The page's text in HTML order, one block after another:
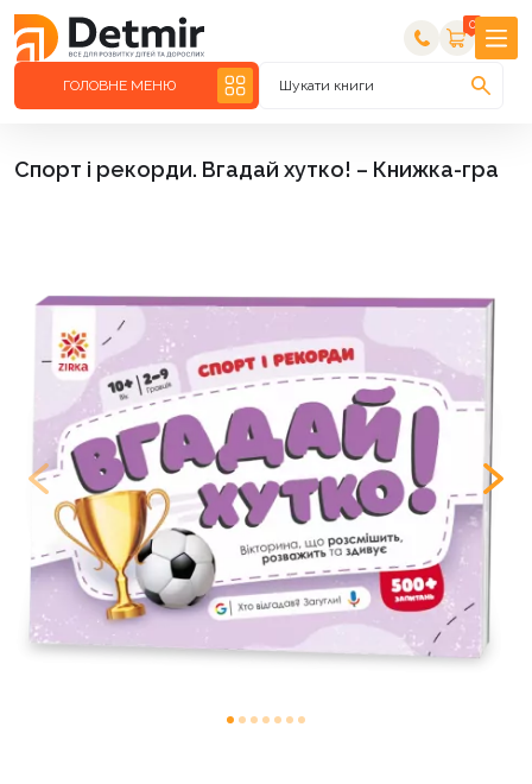
0
ГОЛОВНЕ МЕНЮ Шукати книги
Спорт і рекорди. Вгадай хутко! – Книжка-гра